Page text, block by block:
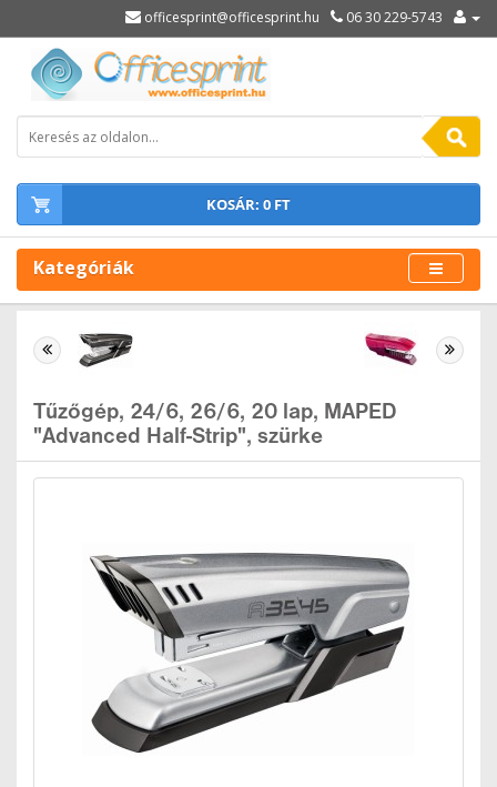
officesprint@officesprint.hu 06 30 229-5743
KOSÁR: 0 FT
Kategóriák
Tűzőgép, 24/6, 26/6, 20 lap, MAPED
"Advanced Half-Strip", szürke